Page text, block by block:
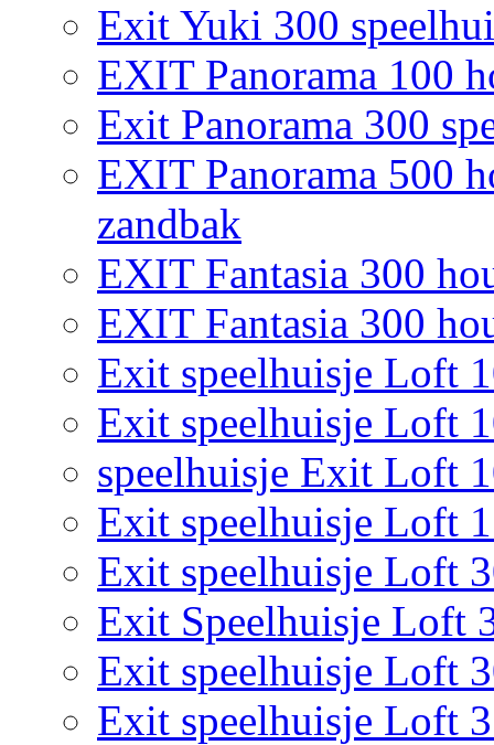
Exit Yuki 300
EXIT Panorama 100
Exit Panorama 300
EXIT Panorama 500
zandbak
EXIT Fantasia 300
EXIT Fantasia 300
Exit speelhuisje Loft
Exit speelhuisje Loft
speelhuisje Exit Loft
Exit speelhuisje Loft
Exit speelhuisje Loft
Exit Speelhuisje Loft
Exit speelhuisje Loft
Exit speelhuisje Loft